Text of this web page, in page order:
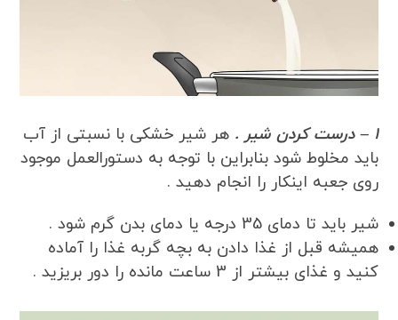
1 – درست کردن شیر .
هر شیر خشکی با نسبتی از آب
باید مخلوط شود بنابراین با توجه به دستورالعمل موجود
روی جعبه اینکار را انجام دهید .
شیر باید تا دمای 35 درجه یا دمای بدن گرم شود .
همیشه قبل از غذا دادن به بچه گربه غذا را آماده
کنید و غذای بیشتر از 3 ساعت مانده را دور بریزید .